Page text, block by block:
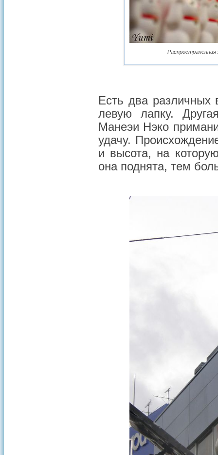
Распространённая
Есть два
левую лапку.
Манеэи Нэко
удачу.
и высота, на
она поднята, тем